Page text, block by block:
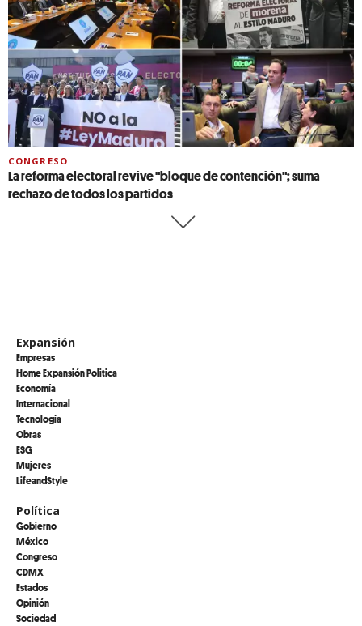
CONGRESO
La reforma electoral revive "bloque de contención"; suma
rechazo de todos los partidos
Expansión
Empresas
Home Expansión Politica
Economía
Internacional
Tecnología
Obras
ESG
Mujeres
LifeandStyle
Política
Gobierno
México
Congreso
CDMX
Estados
Opinión
Sociedad